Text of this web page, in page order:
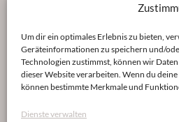
Um dir ein optimales Erlebnis zu bieten,
Geräteinformationen zu speichern und/
Technologien zustimmst, können wir
dieser Website verarbeiten. Wenn du
können bestimmte Merkmale und
Dienste verwalten